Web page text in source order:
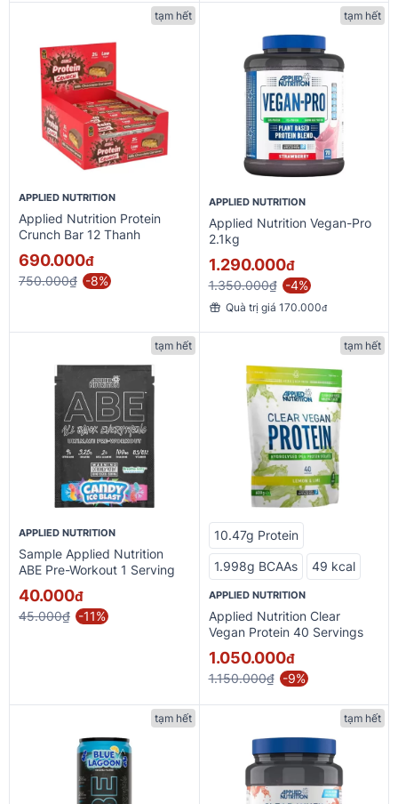
tạm hết
APPLIED NUTRITION
Applied Nutrition Protein
Crunch Bar 12 Thanh
690.000đ
750.000₫ -8%
tạm hết
APPLIED NUTRITION
Applied Nutrition Vegan-Pro
2.1kg
1.290.000đ
1.350.000₫ -4%
Quà trị giá 170.000đ
tạm hết
APPLIED NUTRITION
Sample Applied Nutrition
ABE Pre-Workout 1 Serving
40.000đ
45.000₫ -11%
tạm hết
10.47g Protein
1.998g BCAAs 49 kcal
APPLIED NUTRITION
Applied Nutrition Clear
Vegan Protein 40 Servings
1.050.000đ
1.150.000₫ -9%
tạm hết tạm hết